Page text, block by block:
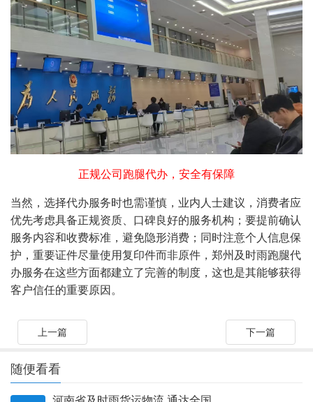
正规公司跑腿代办，安全有保障
当然，选择代办服务时也需谨慎，业内人士建议，消费者应
优先考虑具备正规资质、口碑良好的服务机构；要提前确认
服务内容和收费标准，避免隐形消费；同时注意个人信息保
护，重要证件尽量使用复印件而非原件，郑州及时雨跑腿代
办服务在这些方面都建立了完善的制度，这也是其能够获得
客户信任的重要原因。
上一篇 下一篇
随便看看